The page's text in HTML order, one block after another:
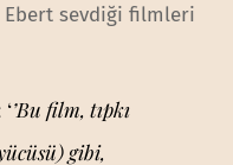
Ebert sevdiği filmleri
‘’Bu film, tıpkı
gibi,